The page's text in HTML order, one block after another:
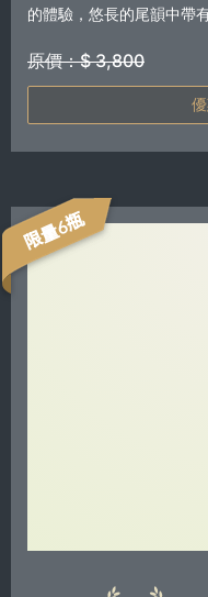
的體驗，悠長的尾韻中帶
原價：$ 3,800
限量6瓶